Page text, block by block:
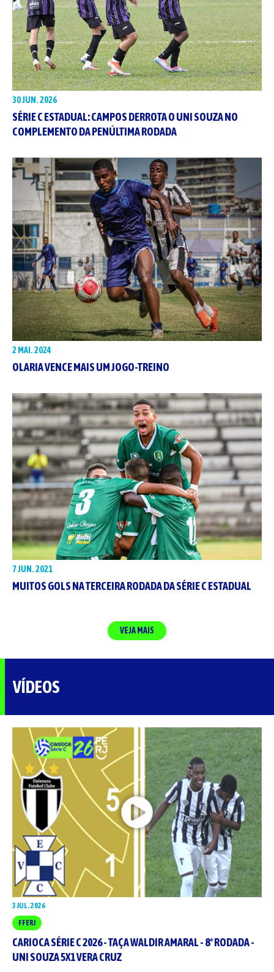
30 JUN. 2026
SÉRIE C ESTADUAL: CAMPOS DERROTA O UNI SOUZA NO
COMPLEMENTO DA PENÚLTIMA RODADA
2 MAI. 2024
OLARIA VENCE MAIS UM JOGO-TREINO
7 JUN. 2021
MUITOS GOLS NA TERCEIRA RODADA DA SÉRIE C ESTADUAL
VEJA MAIS
VÍDEOS
3 JUL. 2026
FFERJ
CARIOCA SÉRIE C 2026 - TAÇA WALDIR AMARAL - 8ª RODADA -
UNI SOUZA 5X1 VERA CRUZ